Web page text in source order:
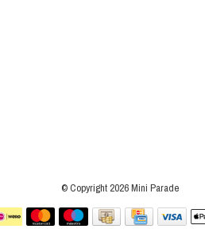
© Copyright 2026 Mini Parade